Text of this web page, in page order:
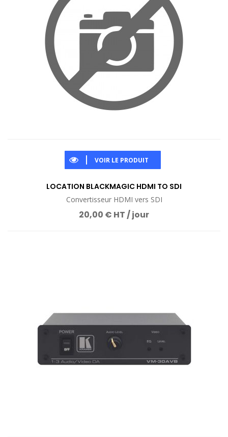
VOIR LE PRODUIT
LOCATION BLACKMAGIC HDMI TO SDI
Convertisseur HDMI vers SDI
20,00 € HT / jour